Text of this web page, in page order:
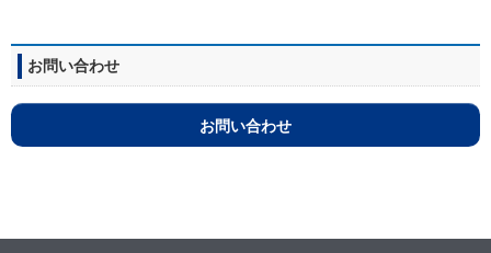
お問い合わせ
お問い合わせ